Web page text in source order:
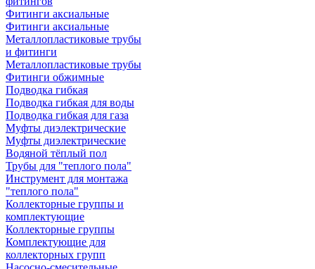
Фитинги аксиальные
Фитинги аксиальные
Металлопластиковые трубы
и фитинги
Металлопластиковые трубы
Фитинги обжимные
Подводка гибкая
Подводка гибкая для воды
Подводка гибкая для газа
Муфты диэлектрические
Муфты диэлектрические
Водяной тёплый пол
Трубы для "теплого пола"
Инструмент для монтажа
"теплого пола"
Коллекторные группы и
комплектующие
Коллекторные группы
Комплектующие для
коллекторных групп